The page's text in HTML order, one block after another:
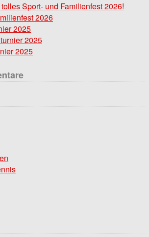
Sport- und Familienfest 2026!
2026
2025
2025
2025